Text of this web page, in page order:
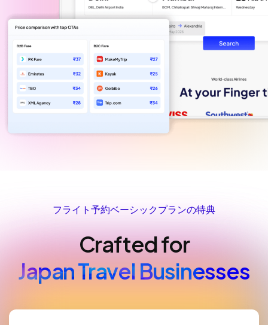
フライト予約ベーシックプランの特典
Crafted for
Japan Travel Businesses